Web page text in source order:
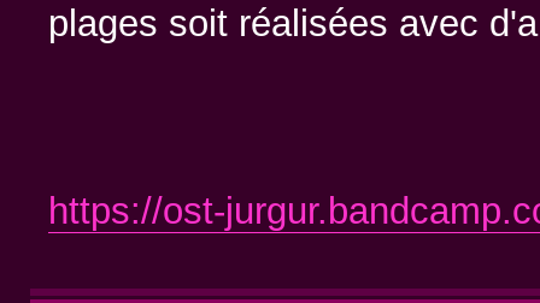
plages soit réalisées avec
https://ost-